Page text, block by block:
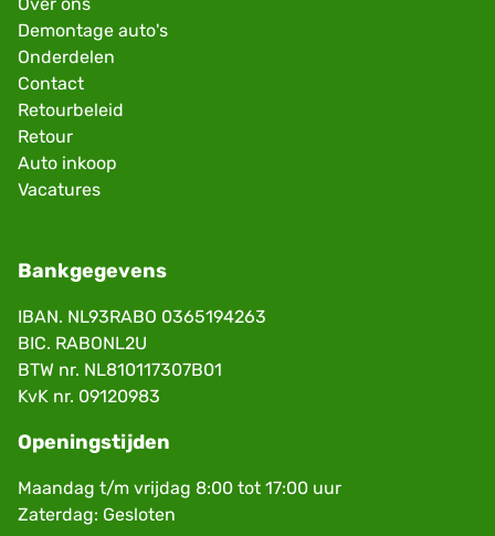
Over ons
Demontage auto's
Onderdelen
Contact
Retourbeleid
Retour
Auto inkoop
Vacatures
Bankgegevens
IBAN. NL93RABO 0365194263
BIC. RABONL2U
BTW nr. NL810117307B01
KvK nr. 09120983
Openingstijden
Maandag t/m vrijdag 8:00 tot 17:00 uur
Zaterdag: Gesloten